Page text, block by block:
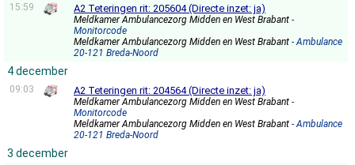
15:59
A2 Teteringen rit: 205604 (Directe inzet: ja)
Meldkamer Ambulancezorg Midden en West Brabant -
Monitorcode
Meldkamer Ambulancezorg Midden en West Brabant - Ambulance
20-121 Breda-Noord
4 december
09:03 A2 Teteringen rit: 204564 (Directe inzet: ja)
Meldkamer Ambulancezorg Midden en West Brabant -
Monitorcode
Meldkamer Ambulancezorg Midden en West Brabant - Ambulance
20-121 Breda-Noord
3 december